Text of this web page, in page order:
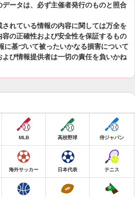
ータは、必ず主催者発行のものと照合
れている情報の内容に関しては万全を
の正確性および安全性を保証するもの
に基づいて被ったいかなる損害について
び情報提供者は一切の責任を負いかね
MLB 高校野球 侍ジャパン
海外サッカー 日本代表 テニス